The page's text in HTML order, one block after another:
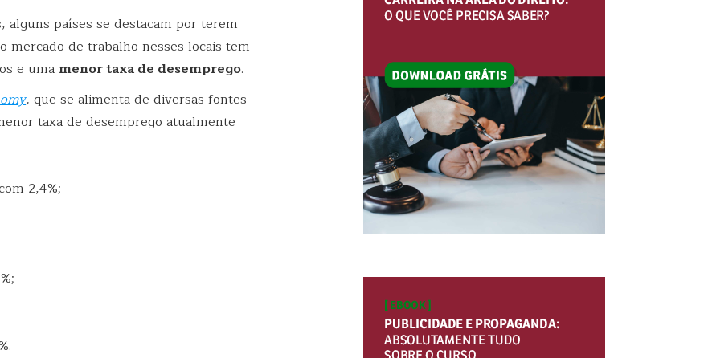
alguns países se destacam por terem
mercado de trabalho nesses locais tem
e uma menor taxa de desemprego.
, que se alimenta de diversas fontes
taxa de desemprego atualmente
2,4%;